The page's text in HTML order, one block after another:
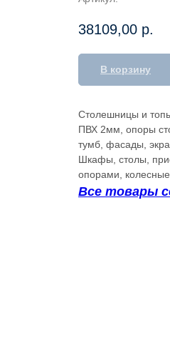
38109,00 р.
В корзину
Столешницы и
ПВХ 2мм, опоры
тумб, фасады,
Шкафы, столы,
опорами,
Все товары